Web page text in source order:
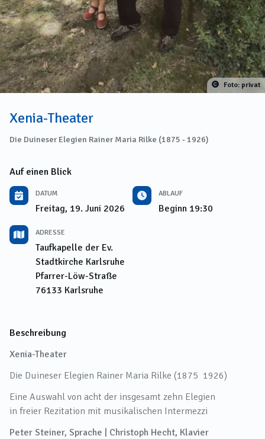
Foto: privat
Xenia-Theater
Die Duineser Elegien Rainer Maria Rilke (1875 - 1926)
Auf einen Blick
DATUM
Freitag, 19. Juni 2026
ABLAUF
Beginn 19:30
ADRESSE
Taufkapelle der Ev.
Stadtkirche Karlsruhe
Pfarrer-Löw-Straße
76133 Karlsruhe
Beschreibung
Xenia-Theater
Die Duineser Elegien Rainer Maria Rilke (1875 ­ 1926)
Eine Auswahl von acht der insgesamt zehn Elegien
in freier Rezitation mit musikalischen Intermezzi
Peter Steiner, Sprache | Christoph Hecht, Klavier